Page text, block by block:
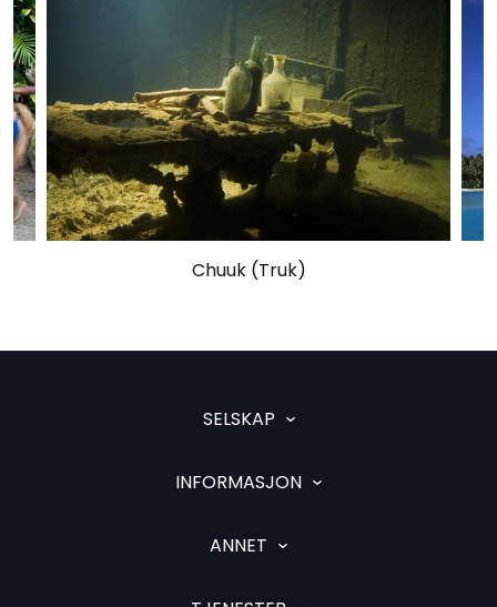
Chuuk (Truk)
SELSKAP
INFORMASJON
ANNET